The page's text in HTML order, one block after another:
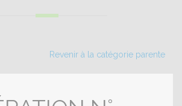
Revenir à la catégorie parente